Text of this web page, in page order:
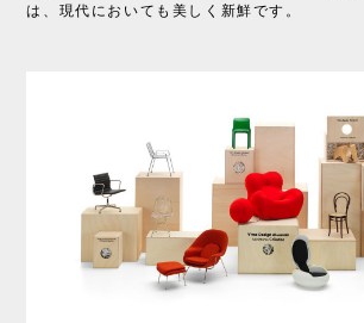
は、現代においても美しく新鮮です。